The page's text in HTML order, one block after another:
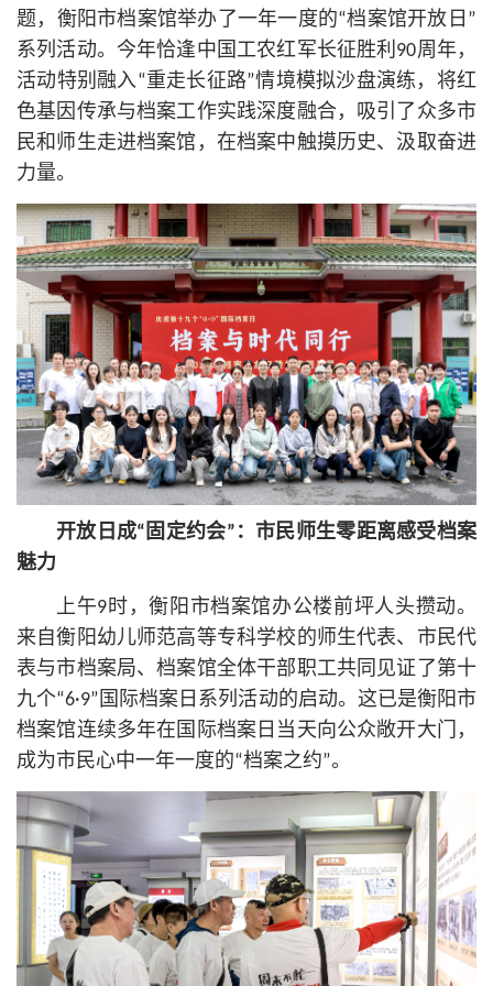
题，衡阳市档案馆举办了一年一度的“档案馆开放日”
系列活动。今年恰逢中国工农红军长征胜利90周年，
活动特别融入“重走长征路”情境模拟沙盘演练，将红
色基因传承与档案工作实践深度融合，吸引了众多市
民和师生走进档案馆，在档案中触摸历史、汲取奋进
力量。
开放日成“固定约会”：市民师生零距离感受档案
魅力
上午9时，衡阳市档案馆办公楼前坪人头攒动。
来自衡阳幼儿师范高等专科学校的师生代表、市民代
表与市档案局、档案馆全体干部职工共同见证了第十
九个“6·9”国际档案日系列活动的启动。这已是衡阳市
档案馆连续多年在国际档案日当天向公众敞开大门，
成为市民心中一年一度的“档案之约”。